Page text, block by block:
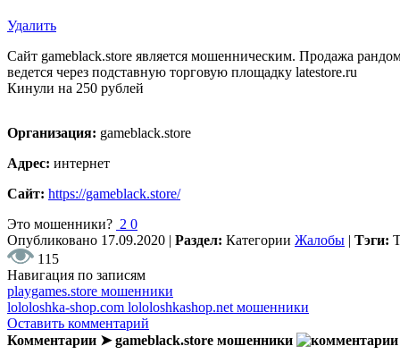
Удалить
Сайт gameblack.store является мошенническим. Продажа
ведется через подставную торговую площадку latestore.ru
Кинули на 250 рублей
Организация: gameblack.store
Адрес: интернет
Сайт: https://gameblack.store/
Это мошенники? 2 0
Опубликовано 17.09.2020 | Раздел: Категории Жалобы | Тэги:
115
Навигация по записям
playgames.store мошенники
lololoshka-shop.com lololoshkashop.net мошенники
Оставить комментарий
Комментарии ➤ gameblack.store мошенники